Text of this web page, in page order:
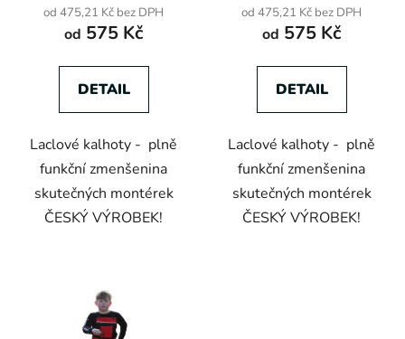
od 475,21 Kč bez DPH
od 575 Kč
DETAIL
Laclové kalhoty - plně
funkční zmenšenina
skutečných montérek
ČESKÝ VÝROBEK!
od 475,21 Kč bez DPH
od 575 Kč
DETAIL
Laclové kalhoty - plně
funkční zmenšenina
skutečných montérek
ČESKÝ VÝROBEK!